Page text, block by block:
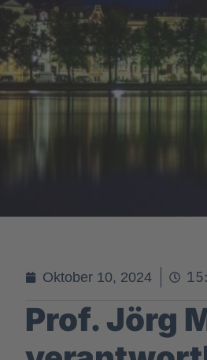
Oktober 10, 2024
Prof. Jörg